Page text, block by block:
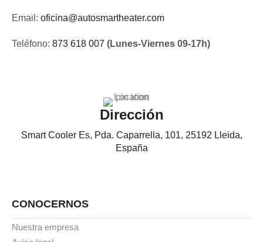
Email: oficina@autosmartheater.com
Teléfono: 873 618 007 (Lunes-Viernes 09-17h)
Dirección
Smart Cooler Es, Pda. Caparrella, 101, 25192 Lleida,
España
CONOCERNOS
Nuestra empresa